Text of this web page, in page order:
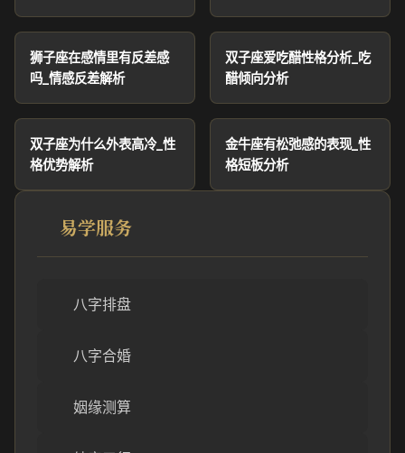
狮子座在感情里有反差感
吗_情感反差解析
双子座爱吃醋性格分析_吃
醋倾向分析
双子座为什么外表高冷_性
格优势解析
金牛座有松弛感的表现_性
格短板分析
易学服务
八字排盘
八字合婚
姻缘测算